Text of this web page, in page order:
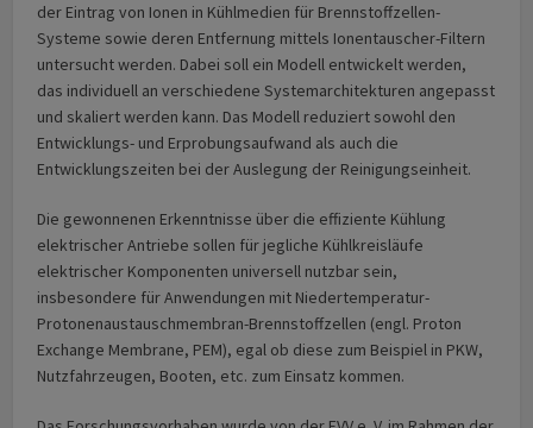
der Eintrag von Ionen in Kühlmedien für Brennstoffzellen-
Systeme sowie deren Entfernung mittels Ionentauscher-Filtern
untersucht werden. Dabei soll ein Modell entwickelt werden,
das individuell an verschiedene Systemarchitekturen angepasst
und skaliert werden kann. Das Modell reduziert sowohl den
Entwicklungs- und Erprobungsaufwand als auch die
Entwicklungszeiten bei der Auslegung der Reinigungseinheit.
Die gewonnenen Erkenntnisse über die effiziente Kühlung
elektrischer Antriebe sollen für jegliche Kühlkreisläufe
elektrischer Komponenten universell nutzbar sein,
insbesondere für Anwendungen mit Niedertemperatur-
Protonenaustauschmembran-Brennstoffzellen (engl. Proton
Exchange Membrane, PEM), egal ob diese zum Beispiel in PKW,
Nutzfahrzeugen, Booten, etc. zum Einsatz kommen.